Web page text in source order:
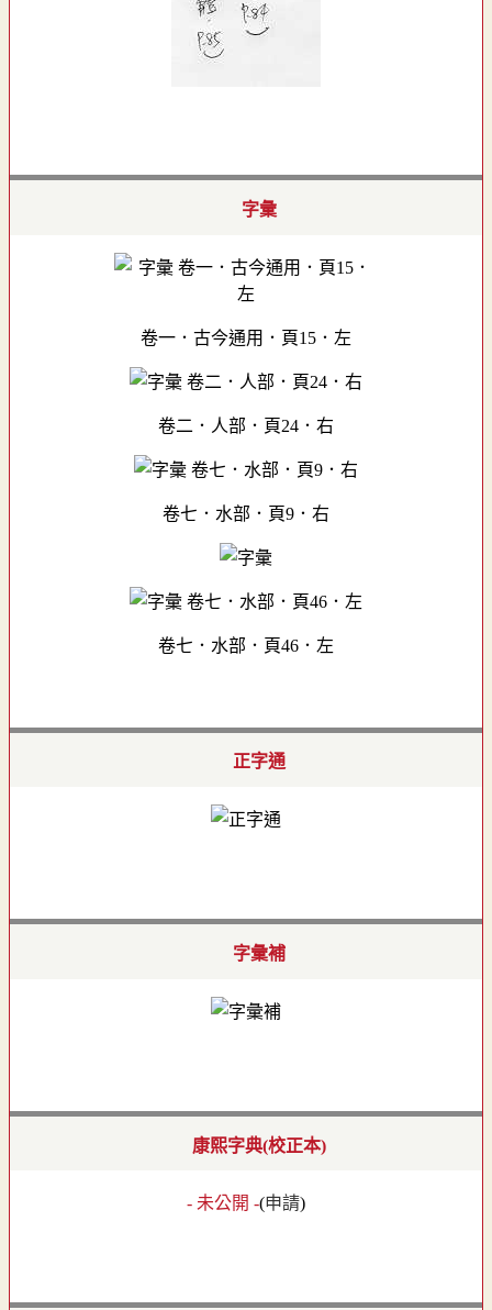
字彙
卷一．古今通用．頁15．左
卷二．人部．頁24．右
卷七．水部．頁9．右
卷七．水部．頁46．左
正字通
字彙補
康熙字典(校正本)
- 未公開 -(申請)